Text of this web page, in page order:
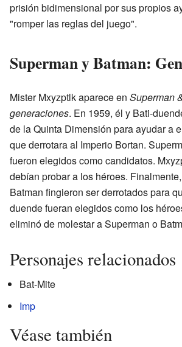
prisión bidimensional por sus propios
"romper las reglas del juego".
Superman y Batman:
Mister Mxyzptlk aparece en Superman
generaciones. En 1959, él y Bati-
de la Quinta Dimensión para ayudar a
que derrotara al Imperio Bortan.
fueron elegidos como candidatos.
debían probar a los héroes.
Batman fingieron ser derrotados para
duende fueran elegidos como los
eliminó de molestar a Superman o
Personajes relacionados
Bat-Mite
Imp
Véase también